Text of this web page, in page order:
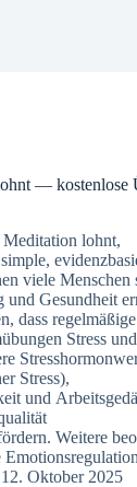
— kostenlose
lohnt,
v‬iele M‬enschen
u‬nd Gesundheit
d‬ass regelmäßige
Stress
Stress),
u‬nd
W‬eitere
12. Oktober 2025